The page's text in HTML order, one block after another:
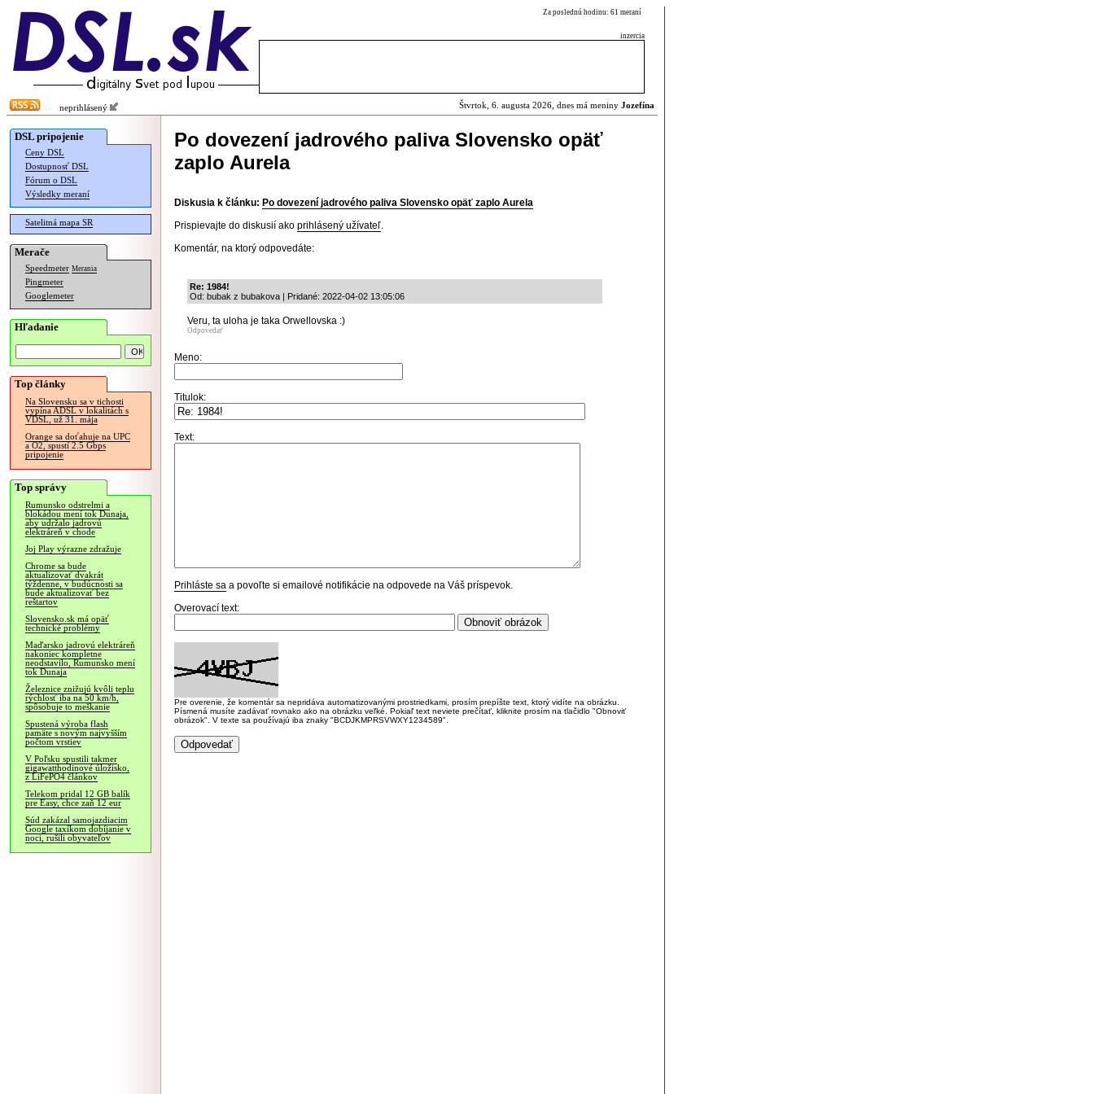
Za poslednú hodinu: 61 meraní
inzercia
neprihlásený Štvrtok, 6. augusta 2026, dnes má meniny Jozefína
DSL pripojenie
Ceny DSL
Dostupnosť DSL
Fórum o DSL
Výsledky meraní
Satelitná mapa SR
Merače
Speedmeter Merania
Pingmeter
Googlemeter
Hľadanie
Top články
Na Slovensku sa v tichosti
vypína ADSL v lokalitách s
VDSL, už 31. mája
Orange sa doťahuje na UPC
a O2, spustí 2.5 Gbps
pripojenie
Top správy
Rumunsko odstrelmi a
blokádou mení tok Dunaja,
aby udržalo jadrovú
elektráreň v chode
Joj Play výrazne zdražuje
Chrome sa bude
aktualizovať dvakrát
týždenne, v budúcnosti sa
bude aktualizovať bez
reštartov
Slovensko.sk má opäť
technické problémy
Maďarsko jadrovú elektráreň
nakoniec kompletne
neodstavilo, Rumunsko mení
tok Dunaja
Železnice znižujú kvôli teplu
rýchlosť iba na 50 km/h,
spôsobuje to meškanie
Spustená výroba flash
pamäte s novým najvyšším
počtom vrstiev
V Poľsku spustili takmer
gigawatthodinové úložisko,
z LiFePO4 článkov
Telekom pridal 12 GB balík
pre Easy, chce zaň 12 eur
Súd zakázal samojazdiacim
Google taxíkom dobíjanie v
noci, rušili obyvateľov
Po dovezení jadrového paliva Slovensko opäť
zaplo Aurela
Diskusia k článku: Po dovezení jadrového paliva Slovensko opäť zaplo Aurela
Prispievajte do diskusií ako prihlásený užívateľ.
Komentár, na ktorý odpovedáte:
Re: 1984!
Od: bubak z bubakova | Pridané: 2022-04-02 13:05:06
Veru, ta uloha je taka Orwellovska :)
Odpovedať
Meno:
Titulok:
Text:
Prihláste sa a povoľte si emailové notifikácie na odpovede na Váš príspevok.
Overovací text:
Pre overenie, že komentár sa nepridáva automatizovanými prostriedkami, prosím prepíšte text, ktorý vidíte na obrázku.
Písmená musíte zadávať rovnako ako na obrázku veľké. Pokiaľ text neviete prečítať, kliknite prosím na tlačidlo "Obnoviť
obrázok". V texte sa používajú iba znaky "BCDJKMPRSVWXY1234589".